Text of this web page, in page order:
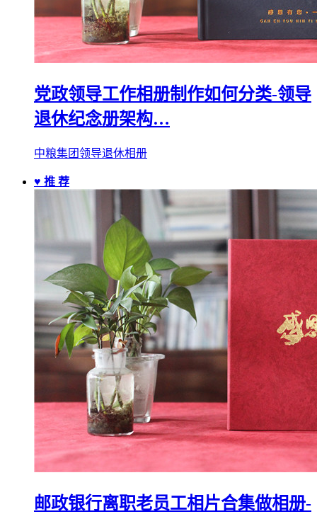
党政领导工作相册制作如何分类-领导
退休纪念册架构…
中粮集团领导退休相册
♥ 推 荐
邮政银行离职老员工相片合集做相册-